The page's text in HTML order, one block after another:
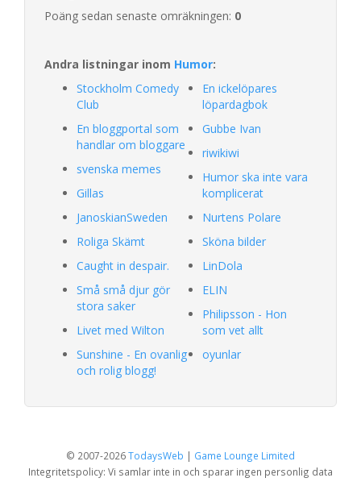
Poäng sedan senaste omräkningen: 0
Andra listningar inom Humor:
Stockholm Comedy
Club
En bloggportal som
handlar om bloggare
svenska memes
Gillas
JanoskianSweden
Roliga Skämt
Caught in despair.
Små små djur gör
stora saker
Livet med Wilton
Sunshine - En ovanlig
och rolig blogg!
En ickelöpares
löpardagbok
Gubbe Ivan
riwikiwi
Humor ska inte vara
komplicerat
Nurtens Polare
Sköna bilder
LinDola
ELIN
Philipsson - Hon
som vet allt
oyunlar
© 2007-2026TodaysWeb | Game Lounge Limited
Integritetspolicy: Vi samlar inte in och sparar ingen personlig data